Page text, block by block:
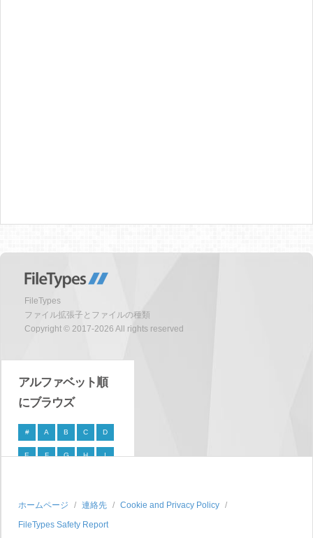
FileTypes
ファイル拡張子とファイルの種類
Copyright © 2017-2026 All rights reserved
アルファベット順
にブラウズ
# A B C D
E F G H I
P Q R S
T U V W X
ホームページ 連絡先
Cookie and Privacy Policy
FileTypes Safety Report